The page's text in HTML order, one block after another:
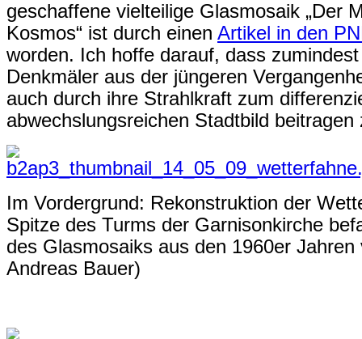
geschaffene vielteilige Glasmosaik „Der
Kosmos“ ist durch einen Artikel in den
worden. Ich hoffe darauf, dass
Denkmäler aus der jüngeren
auch durch ihre Strahlkraft zum
abwechslungsreichen Stadtbild beitragen
Im Vordergrund: Rekonstruktion der
Spitze des Turms der Garnisonkirche
des Glasmosaiks aus den 1960er
Andreas Bauer)